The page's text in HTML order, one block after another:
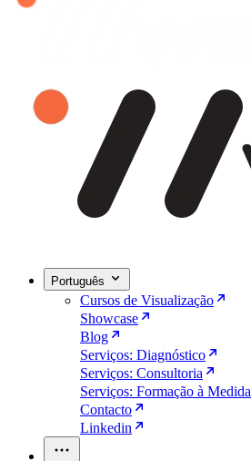
Português
Cursos de Visualização
Showcase
Blog
Serviços: Diagnóstico
Serviços: Consultoria
Serviços: Formação à Medida
Contacto
Linkedin